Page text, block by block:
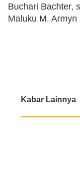
Buchari Bachter,
Maluku M.
Kabar Lainnya